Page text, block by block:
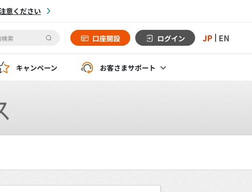
意ください
口座開設 ログイン JP EN
キャンペーン お客さまサポート